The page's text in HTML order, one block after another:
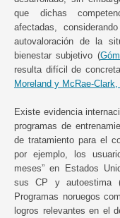
que dichas
afectadas,
autovaloración de la
bienestar subjetivo (
resulta difícil de
Moreland y McRae-Clark,
Existe evidencia
programas de
de tratamiento para el
por ejemplo, los
meses” en Estados
sus CP y autoestima
Programas noruegos
logros relevantes en el